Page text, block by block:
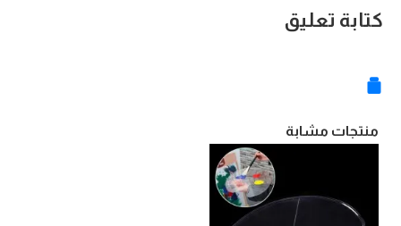
كتابة تعليق
منتجات مشابة